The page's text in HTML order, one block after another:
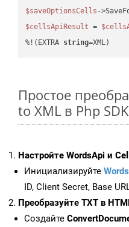
$saveOptionsCells -
$cellsApiResult =
%!(EXTRA string=XML)
Простое
to XML в Php SDK
Настройте WordsApi и
Инициализируйте
ID, Client Secret, Base
Преобразуйте TXT в
Создайте